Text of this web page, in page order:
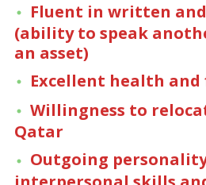
Fluent in written
(ability to speak
an asset)
Excellent health and
Willingness to
Qatar
Outgoing